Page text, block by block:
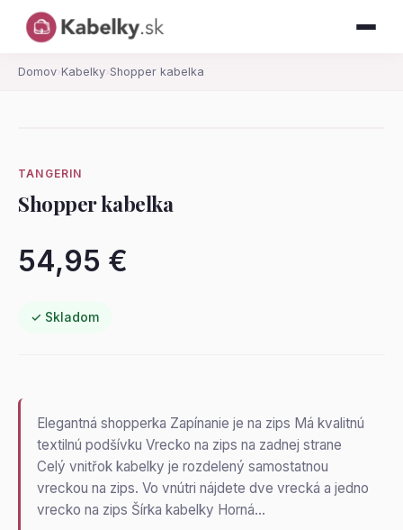
Domov› Kabelky›Shopper kabelka
TANGERIN
Shopper kabelka
54,95 €
✓ Skladom
Elegantná shopperka Zapínanie je na zips Má kvalitnú
textilnú podšívku Vrecko na zips na zadnej strane
Celý vnitřok kabelky je rozdelený samostatnou
vreckou na zips. Vo vnútri nájdete dve vrecká a jedno
vrecko na zips Šírka kabelky Horná…